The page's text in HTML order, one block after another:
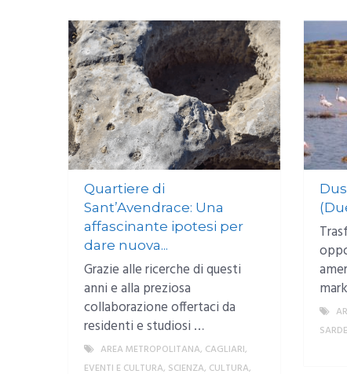
Quartiere di
Sant’Avendrace: Una
affascinante ipotesi per
dare nuova...
Grazie alle ricerche di questi
anni e alla preziosa
collaborazione offertaci da
residenti e studiosi …
AREA METROPOLITANA, CAGLIARI,
EVENTI E CULTURA, SCIENZA, CULTURA,